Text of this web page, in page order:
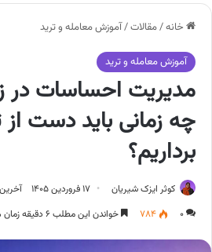
خانه/مقالات/آموزش معامله و ترید
آموزش معامله و ترید
مدیریت احساسات در
چه زمانی باید دست از
برداریم؟
کوثر ایزک شیریان ۱۷ فروردین ۱۴۰۵
آخرین
۰
۷۸۴ خواندن این مطلب ۶ دقیقه زمان می‌برد